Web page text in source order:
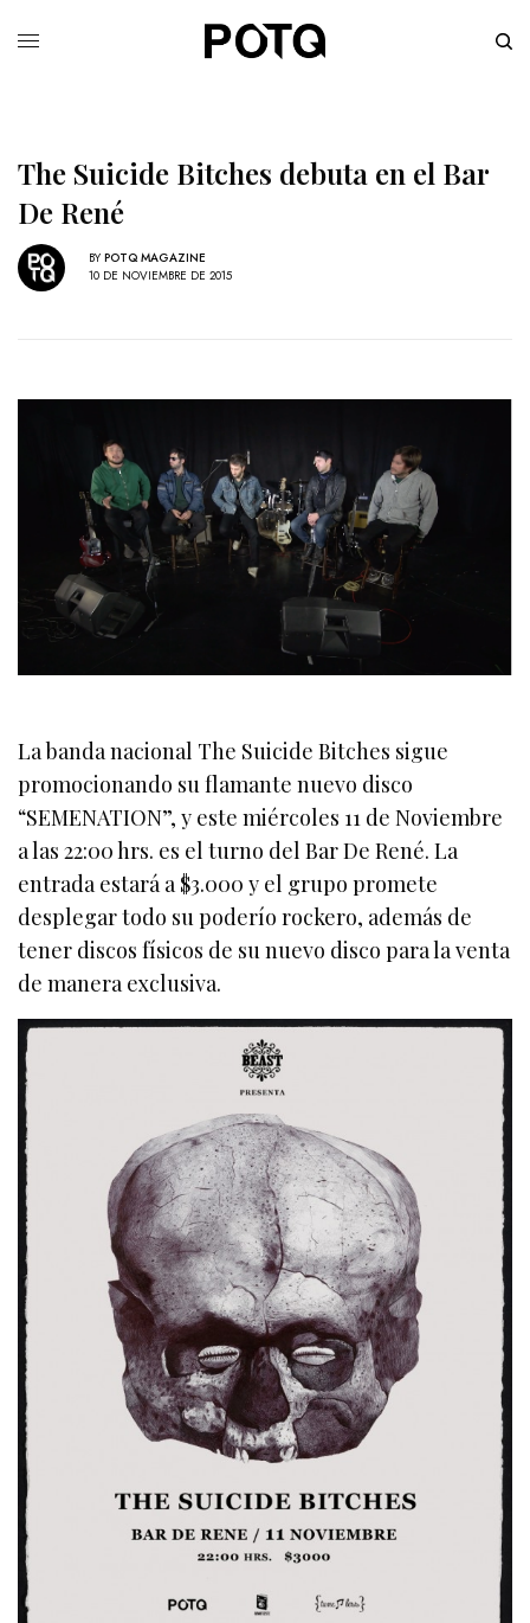
The Suicide Bitches debuta en el Bar
De René
BY POTQ MAGAZINE
10 DE NOVIEMBRE DE 2015
La banda nacional The Suicide Bitches sigue
promocionando su flamante nuevo disco
“SEMENATION”, y este miércoles 11 de Noviembre
a las 22:00 hrs. es el turno del Bar De René. La
entrada estará a $3.000 y el grupo promete
desplegar todo su poderío rockero, además de
tener discos físicos de su nuevo disco para la venta
de manera exclusiva.